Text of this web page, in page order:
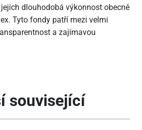
dlouhodobá výkonnost obecně
Tyto fondy patří mezi velmi
a zajímavou
související